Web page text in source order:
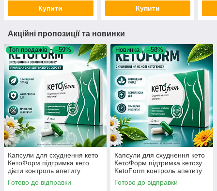
Купити Купити
Акційні пропозиції та новинки
Топ продажів –59%
Капсули для схуднення кето
КетоФорм підтримка кето
дієти контроль апетиту
KetoForm прийом щодня opt-
D1141
Готово до відправки
Новинка –58%
Капсули для схуднення кето
КетоФорм підтримка кетозу
KetoForm контроль апетиту
тонус щодня optD114105 opt-
D1141-05
Готово до відправки